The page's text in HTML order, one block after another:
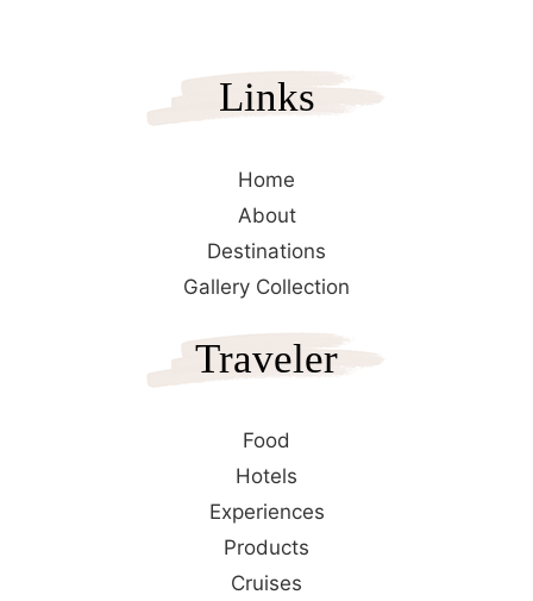
Links
Home
About
Destinations
Gallery Collection
Traveler
Food
Hotels
Experiences
Products
Cruises